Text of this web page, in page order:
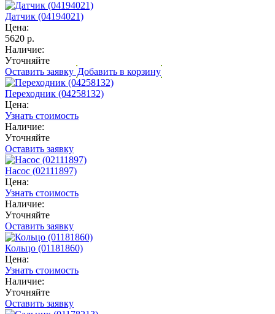
Датчик (04194021)
Цена:
5620 р.
Наличие:
Уточняйте
Оставить заявку Добавить в корзину
Переходник (04258132)
Цена:
Узнать стоимость
Наличие:
Уточняйте
Оставить заявку
Насос (02111897)
Цена:
Узнать стоимость
Наличие:
Уточняйте
Оставить заявку
Кольцо (01181860)
Цена:
Узнать стоимость
Наличие:
Уточняйте
Оставить заявку